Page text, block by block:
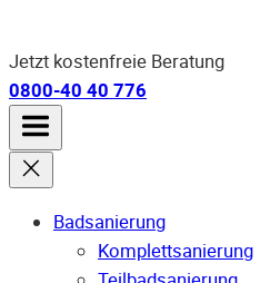
Jetzt kostenfreie Beratung
0800-40 40 776
Badsanierung
Komplettsanierung